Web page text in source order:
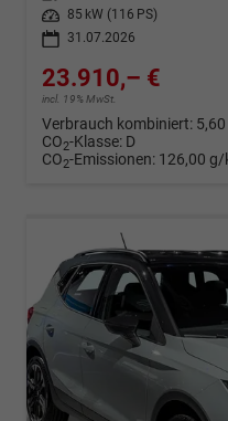
Leistung 85 kW (116 PS)
31.07.2026
23.910,– €
incl. 19% MwSt.
Verbrauch kombiniert:
CO2-Klasse: D
CO2-Emissionen: 126,00 g/